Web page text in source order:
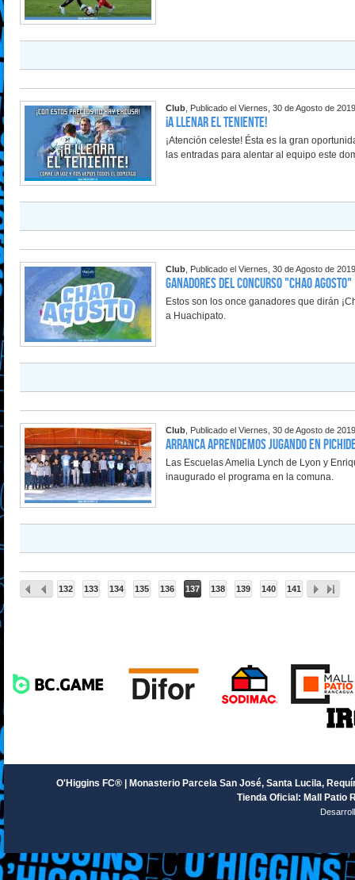
Club , Publicado el Viernes, 30 de Agosto de 2019
¡A llenar El Teniente!
¡Atención celeste! Ésta es la gran
las entradas para alentar al equipo este
Club , Publicado el Viernes, 30 de Agosto de 2019
Ganadores del concurso "Chao Agosto"
Estos son los once ganadores que dirán
a Huachipato.
Club , Publicado el Viernes, 30 de Agosto de 2019
Arranca Aprendemos Jugando en
Las Escuelas Amelia Lynch de Lyon y
inaugurado el programa en la comuna.
132 133 134 135 136 137 138 139 140 141
O'Higgins FC® | Monasterio Parcela San José, Santa Lucila,
Tienda Oficial: Mall Patio